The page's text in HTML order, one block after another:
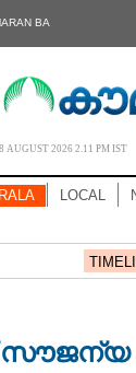
BA
AUGUST 2026 2.11 PM IST
LOCAL